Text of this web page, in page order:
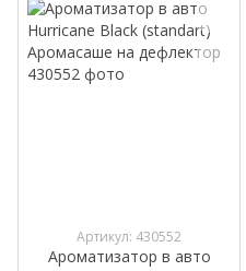
Артикул: 430552
Ароматизатор в авто